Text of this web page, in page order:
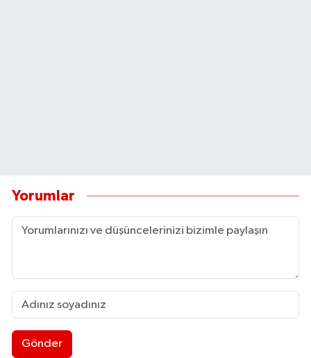
Yorumlar
Gönder